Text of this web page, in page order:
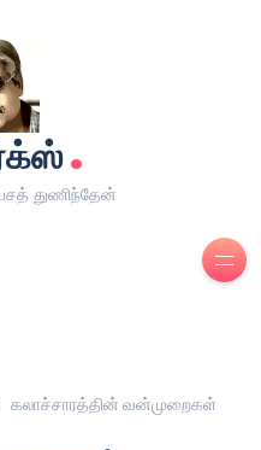
.
துணிந்தேன்
கலாச்சாரத்தின் வன்முறைகள்